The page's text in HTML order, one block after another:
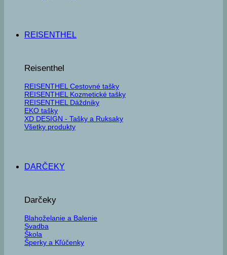
REISENTHEL
Reisenthel
REISENTHEL Cestovné tašky
REISENTHEL Kozmetické tašky
REISENTHEL Dáždniky
EKO tašky
XD DESIGN - Tašky a Ruksaky
Všetky produkty
DARČEKY
Darčeky
Blahoželanie a Balenie
Svadba
Škola
Šperky a Kľúčenky